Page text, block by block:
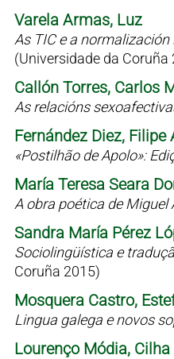
Varela Armas, Luz
As TIC e a
(Universidade da Coruña
Callón Torres, Carlos
As relacións
Fernández Diez, Filipe
«Postilhão de Apolo»:
María Teresa Seara
A obra poética de Miguel
Sandra María Pérez
Sociolingüística e
Coruña 2015)
Mosquera Castro,
Lingua galega e novos
Lourenço Módia, Cilha